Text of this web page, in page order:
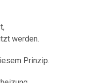
werden.
Prinzip.